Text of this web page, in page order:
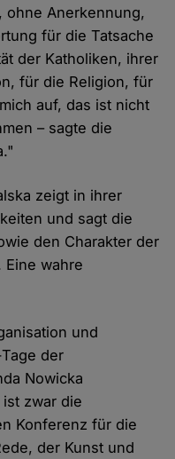
ohne Anerkennung,
für die Tatsache
der Katholiken, ihrer
für die Religion, für
auf, das ist nicht
– sagte die
zeigt in ihrer
und sagt die
den Charakter der
wahre
und
der
Nowicka
zwar die
Konferenz für die
der Kunst und